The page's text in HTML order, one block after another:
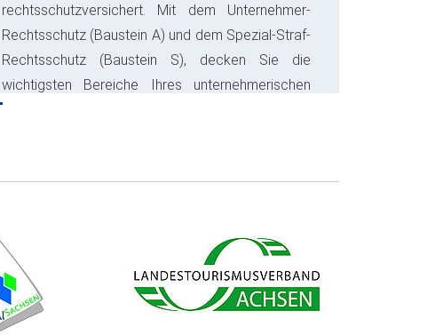
rechtsschutzversichert. Mit dem Unternehmer-
Rechtsschutz (Baustein A) und dem Spezial-Straf-
Rechtsschutz (Baustein S), decken Sie die
wichtigsten Bereiche Ihres unternehmerischen
Risikos ab und sparen bares Geld.